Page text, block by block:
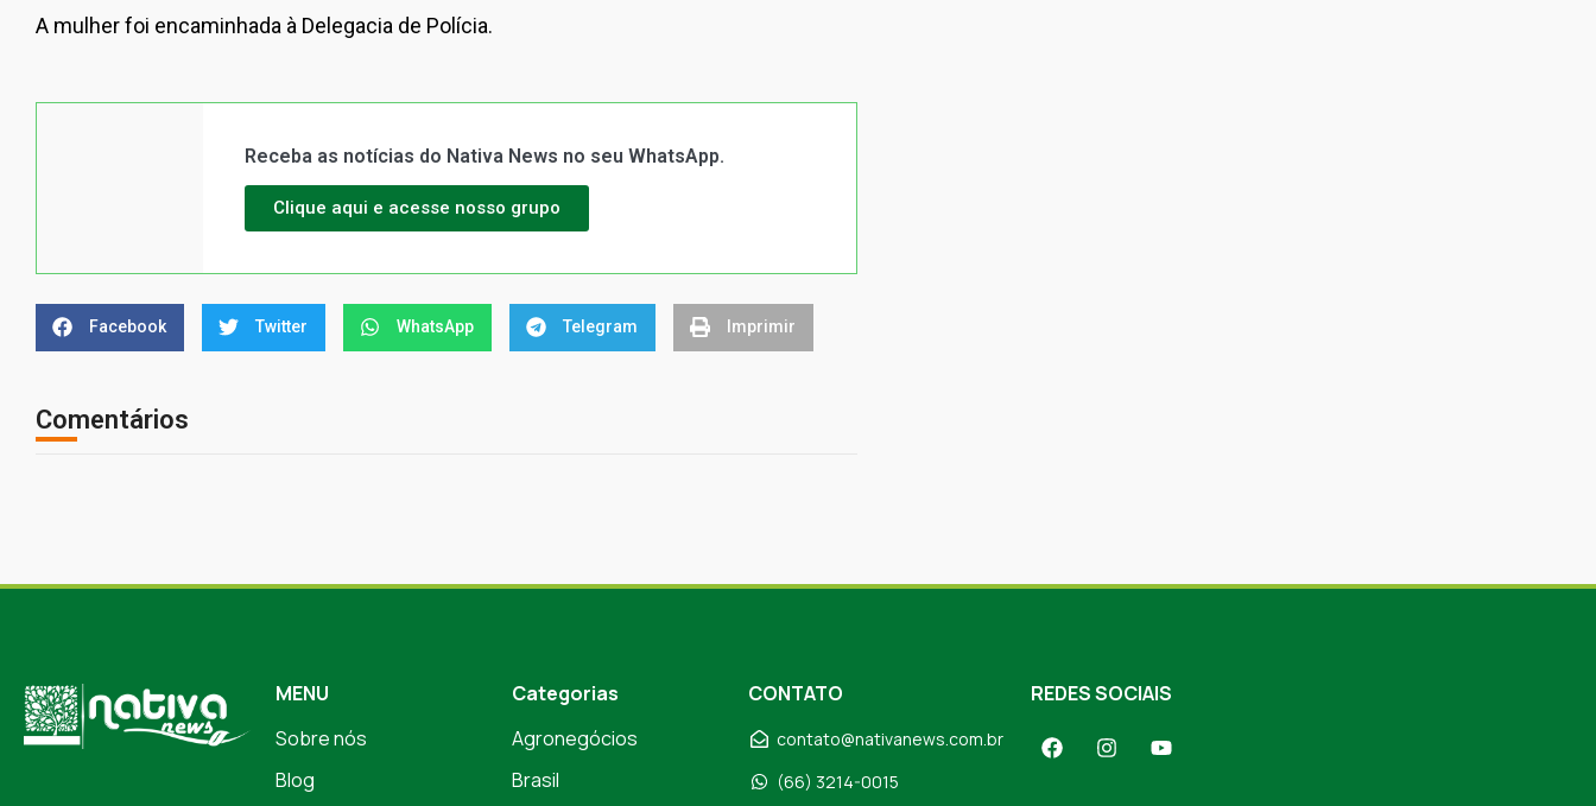
A mulher foi encaminhada à Delegacia de Polícia.
Receba as notícias do Nativa News no seu WhatsApp.
Clique aqui e acesse nosso grupo
Facebook Twitter WhatsApp Telegram Imprimir
Comentários
MENU
Sobre nós
Blog
Categorias
Agronegócios
Brasil
CONTATO
contato@nativanews.com.br
(66) 3214-0015
REDES SOCIAIS